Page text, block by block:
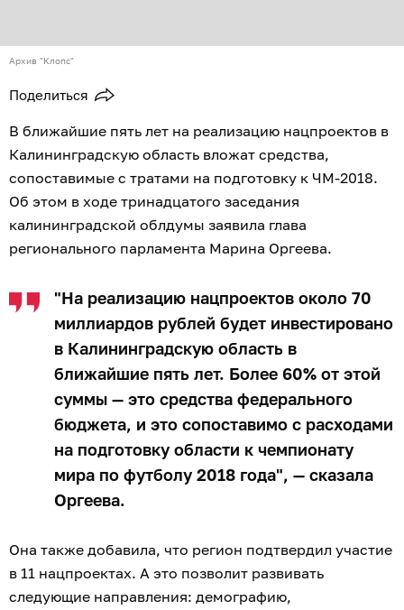
Архив "Клопс"
Поделиться
В ближайшие пять лет на реализацию нацпроектов в
Калининградскую область вложат средства,
сопоставимые с тратами на подготовку к ЧМ-2018.
Об этом в ходе тринадцатого заседания
калининградской облдумы заявила глава
регионального парламента Марина Оргеева.
"На реализацию нацпроектов около 70
миллиардов рублей будет инвестировано
в Калининградскую область в
ближайшие пять лет. Более 60% от этой
суммы — это средства федерального
бюджета, и это сопоставимо с расходами
на подготовку области к чемпионату
мира по футболу 2018 года", — сказала
Оргеева.
Она также добавила, что регион подтвердил участие
в 11 нацпроектах. А это позволит развивать
следующие направления: демографию,